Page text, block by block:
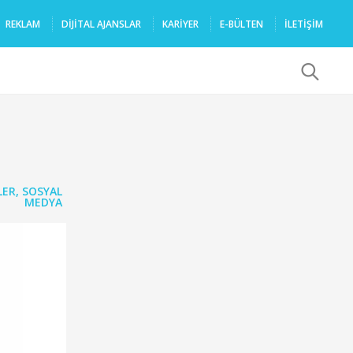
REKLAM DIJITAL AJANSLAR KARIYER E-BÜLTEN İLETİŞİM
, SOSYAL
MEDYA